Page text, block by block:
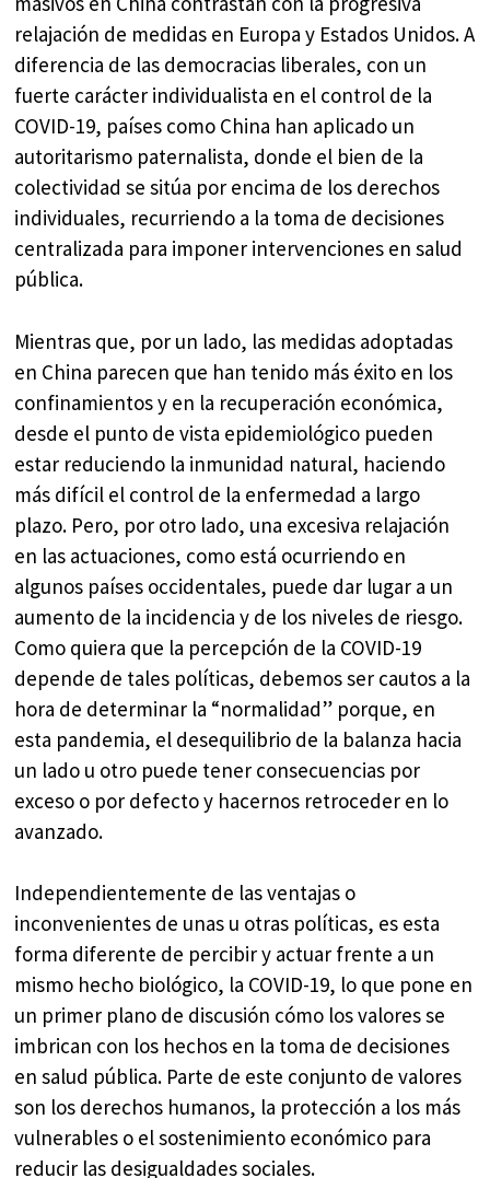
relajación de medidas en Europa y Estados Unidos. A
diferencia de las democracias liberales, con un
fuerte carácter individualista en el control de la
COVID-19, países como China han aplicado un
autoritarismo paternalista, donde el bien de la
colectividad se sitúa por encima de los derechos
individuales, recurriendo a la toma de decisiones
centralizada para imponer intervenciones en salud
pública.
Mientras que, por un lado, las medidas adoptadas
en China parecen que han tenido más éxito en los
confinamientos y en la recuperación económica,
desde el punto de vista epidemiológico pueden
estar reduciendo la inmunidad natural, haciendo
más difícil el control de la enfermedad a largo
plazo. Pero, por otro lado, una excesiva relajación
en las actuaciones, como está ocurriendo en
algunos países occidentales, puede dar lugar a un
aumento de la incidencia y de los niveles de riesgo.
Como quiera que la percepción de la COVID-19
depende de tales políticas, debemos ser cautos a la
hora de determinar la “normalidad” porque, en
esta pandemia, el desequilibrio de la balanza hacia
un lado u otro puede tener consecuencias por
exceso o por defecto y hacernos retroceder en lo
avanzado.
Independientemente de las ventajas o
inconvenientes de unas u otras políticas, es esta
forma diferente de percibir y actuar frente a un
mismo hecho biológico, la COVID-19, lo que pone en
un primer plano de discusión cómo los valores se
imbrican con los hechos en la toma de decisiones
en salud pública. Parte de este conjunto de valores
son los derechos humanos, la protección a los más
vulnerables o el sostenimiento económico para
reducir las desigualdades sociales.